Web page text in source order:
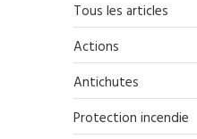
Tous les articles
Actions
Antichutes
Protection incendie